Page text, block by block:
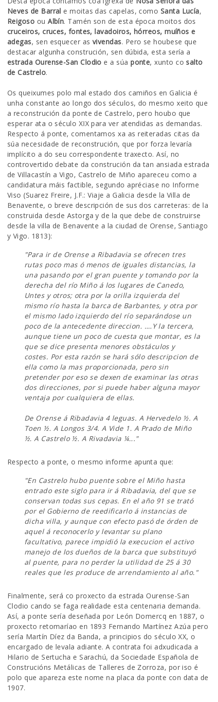
Neves de Barral e moitas das capelas, como Santa Lucía,
Reigoso ouAlbín. Tamén son de esta época moitos dos
cruceiros, cruces, fontes, lavadoiros, hórreos, muíños e
adegas, sen esquecer asvivendas. Pero se houbese que
destacar algunha construción, sen dúbida, esta sería a
estrada Ourense-San Clodio e a súaponte, xunto cosalto
de Castrelo.
Os queixumes polo mal estado dos camiños en Galicia é
unha constante ao longo dos séculos, do mesmo xeito que
a reconstrución da ponte de Castrelo, pero houbo que
esperar ata o século XIX para ver atendidas as demandas.
Respecto á ponte, comentamos xa as reiteradas citas da
súa necesidade de reconstrución, que por forza levaría
implícito a do seu correspondente traxecto. Así, no
controvertido debate da construción da tan ansiada estrada
de Villacastín a Vigo, Castrelo de Miño apareceu como a
candidatura máis factible, segundo apréciase no Informe
Viso (Suarez Freire, J.F.: Viaje a Galicia desde la Villa de
Benavente, o breve descripción de sus dos carreteras: de la
construida desde Astorga y de la que debe de construirse
desde la villa de Benavente a la ciudad de Orense, Santiago
y Vigo. 1813):
"Para ir de Orense a Ribadavia se ofrecen tres
rutas poco mas ó menos de iguales distancias, la
una pasando por el gran puente y tomando por la
derecha del río Miño á los lugares de Canedo,
Untes y otros; otra por la orilla izquierda del
mismo río hasta la barca de Barbantes, y otra por
el mismo lado izquierdo del río separándose un
poco de la antecedente direccion. ….Y la tercera,
aunque tiene un poco de cuesta que montar, es la
que se dice presenta menores obstáculos y
costes. Por esta razón se hará sólo descripcion de
ella como la mas proporcionada, pero sin
pretender por eso se dexen de examinar las otras
dos direcciones, por si puede haber alguna mayor
ventaja por cualquiera de ellas.
De Orense á Ribadavia 4 leguas. A Hervedelo ½. A
Toen ½. A Longos 3/4. A Vide 1. A Prado de Miño
½. A Castrelo ½. A Rivadavia ¼..."
Respecto a ponte, o mesmo informe apunta que:
"En Castrelo hubo puente sobre el Miño hasta
entrado este siglo para ir á Ribadavia, del que se
conservan todas sus cepas. En el año 91 se trató
por el Gobierno de reedificarlo á instancias de
dicha villa, y aunque con efecto pasó de órden de
aquel á reconocerlo y levantar su plano
facultativo, parece impidió la execucion el activo
manejo de los dueños de la barca que substituyó
al puente, para no perder la utilidad de 25 á 30
reales que les produce de arrendamiento al año."
Finalmente, será co proxecto da estrada Ourense-San
Clodio cando se faga realidade esta centenaria demanda.
Así, a ponte sería deseñada por León Domercq en 1887, o
proxecto retomaríao en 1893 Fernando Martínez Azúa pero
sería Martín Díez da Banda, a principios do século XX, o
encargado de levala adiante. A contrata foi adxudicada a
Hilario de Sertucha e Sarachú, da Sociedade Española de
Construcións Metálicas de Talleres de Zorroza, por iso é
polo que apareza este nome na placa da ponte con data de
1907.